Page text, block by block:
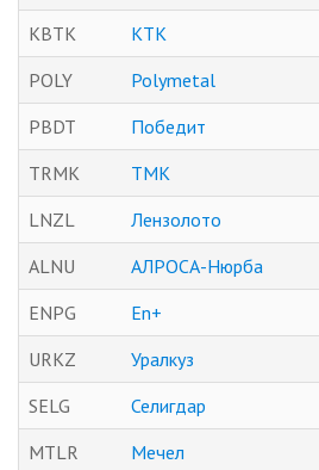
KBTK
КТК
POLY
Polymetal
PBDT
Победит
TRMK
ТМК
LNZL
Лензолото
ALNU
АЛРОСА-Нюрба
ENPG
En+
URKZ
Уралкуз
SELG
Селигдар
MTLR
Мечел